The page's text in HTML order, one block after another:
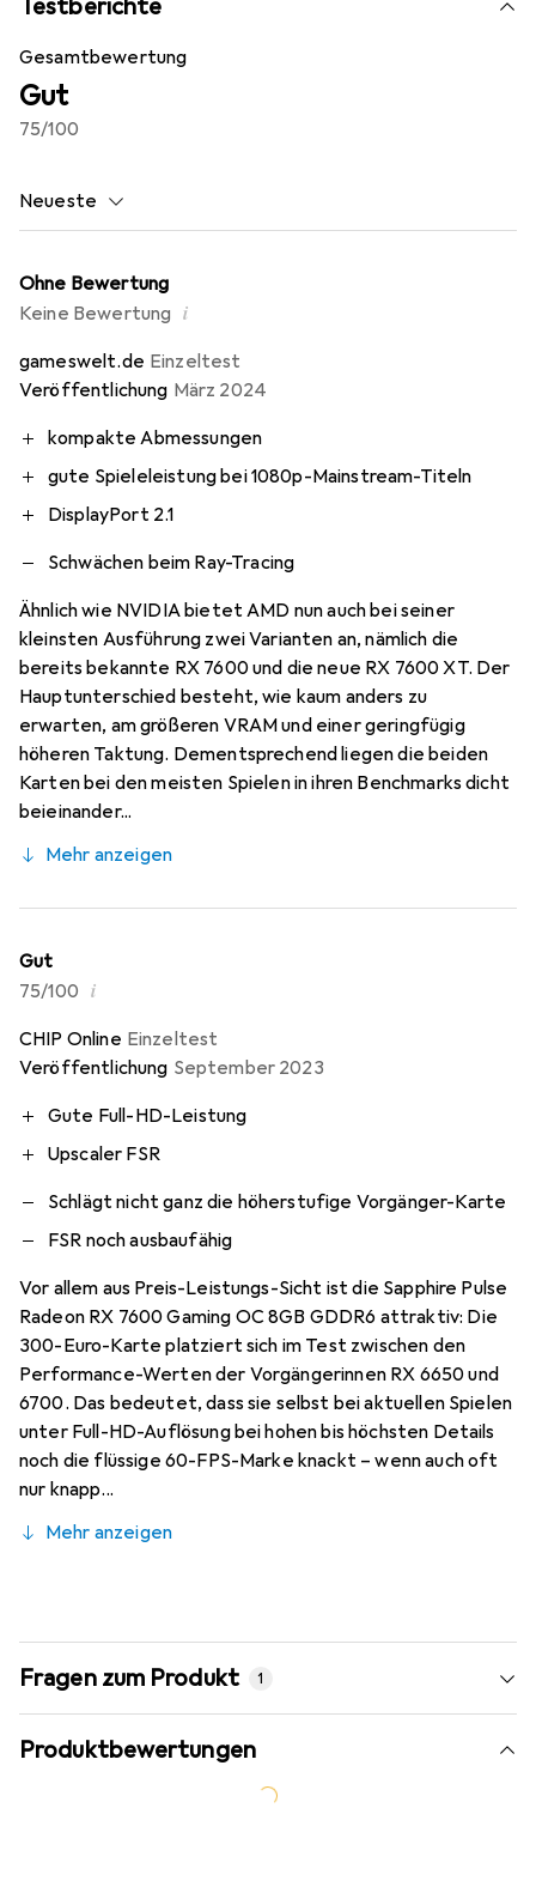
Testberichte
Gesamtbewertung
Gut
75/100
Neueste
Ohne Bewertung
Keine Bewertung i
gameswelt.de Einzeltest
Veröffentlichung März 2024
kompakte Abmessungen
gute Spieleleistung bei 1080p-Mainstream-Titeln
DisplayPort 2.1
Schwächen beim Ray-Tracing
Ähnlich wie NVIDIA bietet AMD nun auch bei seiner
kleinsten Ausführung zwei Varianten an, nämlich die
bereits bekannte RX 7600 und die neue RX 7600 XT. Der
Hauptunterschied besteht, wie kaum anders zu
erwarten, am größeren VRAM und einer geringfügig
höheren Taktung. Dementsprechend liegen die beiden
Karten bei den meisten Spielen in ihren Benchmarks dicht
beieinander...
Mehr anzeigen
Gut
75/100 i
CHIP Online Einzeltest
Veröffentlichung September 2023
Gute Full-HD-Leistung
Upscaler FSR
Schlägt nicht ganz die höherstufige Vorgänger-Karte
FSR noch ausbaufähig
Vor allem aus Preis-Leistungs-Sicht ist die Sapphire Pulse
Radeon RX 7600 Gaming OC 8GB GDDR6 attraktiv: Die
300-Euro-Karte platziert sich im Test zwischen den
Performance-Werten der Vorgängerinnen RX 6650 und
6700. Das bedeutet, dass sie selbst bei aktuellen Spielen
unter Full-HD-Auflösung bei hohen bis höchsten Details
noch die flüssige 60-FPS-Marke knackt – wenn auch oft
nur knapp...
Mehr anzeigen
Fragen zum Produkt 1
Produktbewertungen